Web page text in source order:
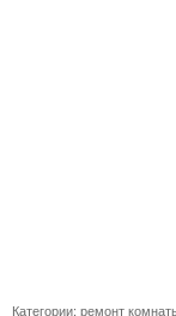
Категории: ремонт